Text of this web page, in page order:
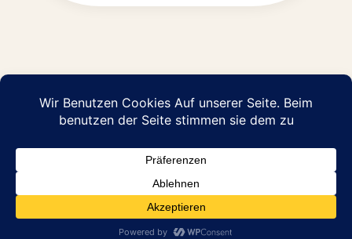
© 2026 Abraham Pflege GmbH